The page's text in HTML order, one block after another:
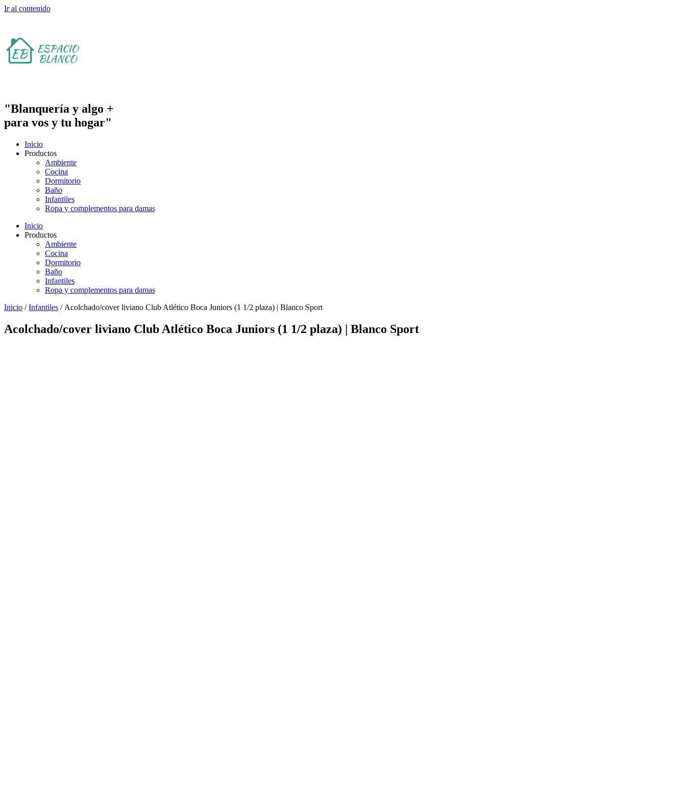
Ir al contenido
"Blanquería y algo +
para vos y tu hogar"
Inicio
Productos
Ambiente
Cocina
Dormitorio
Baño
Infantiles
Ropa y complementos para damas
Inicio
Productos
Ambiente
Cocina
Dormitorio
Baño
Infantiles
Ropa y complementos para damas
Inicio /Infantiles / Acolchado/cover liviano Club Atlético Boca Juniors (1 1/2 plaza) | Blanco Sport
Acolchado/cover liviano Club Atlético Boca Juniors (1 1/2 plaza) | Blanco Sport